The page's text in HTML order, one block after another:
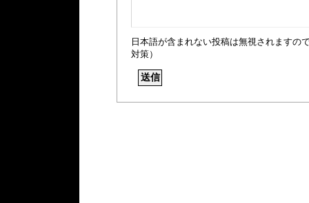
日本語が含まれない投稿は無視されますの
対策）